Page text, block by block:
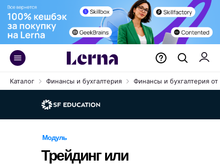
Каталог Финансы и бухгалтерия Финансы и бухгалтерия
Трейдинг или
Модуль